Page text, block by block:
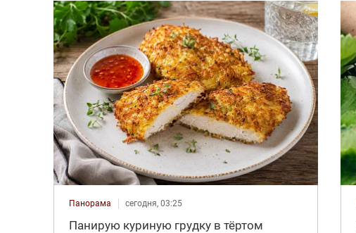
Панорама сегодня, 03:25
Панирую куриную грудку в тёртом